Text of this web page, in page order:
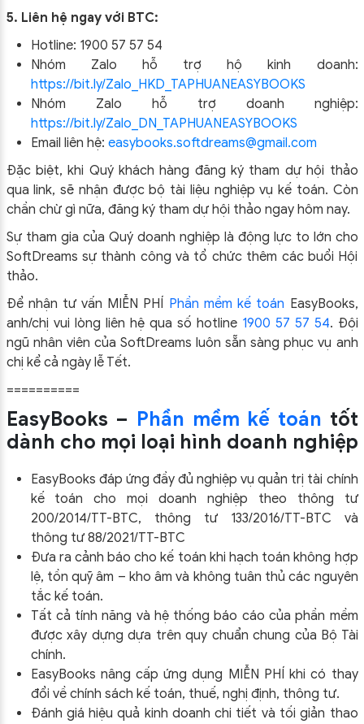
5. Liên hệ ngay với BTC:
Hotline: 1900 57 57 54
Nhóm Zalo hỗ trợ hộ kinh doanh:
https://bit.ly/Zalo_HKD_TAPHUANEASYBOOKS
Nhóm Zalo hỗ trợ doanh nghiệp:
https://bit.ly/Zalo_DN_TAPHUANEASYBOOKS
Email liên hệ: easybooks.softdreams@gmail.com
Đặc biệt, khi Quý khách hàng đăng ký tham dự hội thảo
qua link, sẽ nhận được bộ tài liệu nghiệp vụ kế toán. Còn
chần chừ gì nữa, đăng ký tham dự hội thảo ngay hôm nay.
Sự tham gia của Quý doanh nghiệp là động lực to lớn cho
SoftDreams sự thành công và tổ chức thêm các buổi Hội
thảo.
Để nhận tư vấn MIỄN PHÍ Phần mềm kế toán EasyBooks,
anh/chị vui lòng liên hệ qua số hotline 1900 57 57 54. Đội
ngũ nhân viên của SoftDreams luôn sẵn sàng phục vụ anh
chị kể cả ngày lễ Tết.
==========
EasyBooks – Phần mềm kế toán tốt
dành cho mọi loại hình doanh nghiệp
EasyBooks đáp ứng đầy đủ nghiệp vụ quản trị tài chính
kế toán cho mọi doanh nghiệp theo thông tư
200/2014/TT-BTC, thông tư 133/2016/TT-BTC và
thông tư 88/2021/TT-BTC
Đưa ra cảnh báo cho kế toán khi hạch toán không hợp
lệ, tồn quỹ âm – kho âm và không tuân thủ các nguyên
tắc kế toán.
Tất cả tính năng và hệ thống báo cáo của phần mềm
được xây dựng dựa trên quy chuẩn chung của Bộ Tài
chính.
EasyBooks nâng cấp ứng dụng MIỄN PHÍ khi có thay
đổi về chính sách kế toán, thuế, nghị định, thông tư.
Đánh giá hiệu quả kinh doanh chi tiết và tối giản thao